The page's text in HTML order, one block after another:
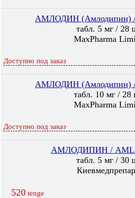
АМЛОДИН (Амлодипин)
табл. 5 мг / 28
MaxPharma
Доступно под заказ
АМЛОДИН (Амлодипин)
табл. 10 мг / 28
MaxPharma
Доступно под заказ
АМЛОДИПИН /
табл. 5 мг / 30
520 tenge